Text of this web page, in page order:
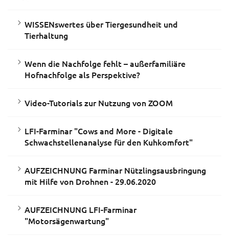
WISSENswertes über Tiergesundheit und
Tierhaltung
Wenn die Nachfolge fehlt – außerfamiliäre
Hofnachfolge als Perspektive?
Video-Tutorials zur Nutzung von ZOOM
LFI-Farminar "Cows and More - Digitale
Schwachstellenanalyse für den Kuhkomfort"
AUFZEICHNUNG Farminar Nützlingsausbringung
mit Hilfe von Drohnen - 29.06.2020
AUFZEICHNUNG LFI-Farminar
"Motorsägenwartung"